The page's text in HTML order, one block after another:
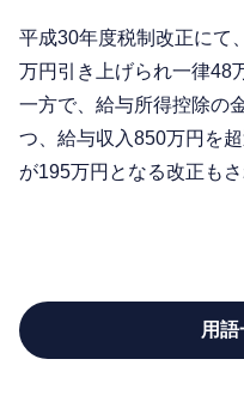
平成30年度税制改正にて
万円引き上げられ一律48
一方で、給与所得控除の
つ、給与収入850万円を
が195万円となる改正もさ
用